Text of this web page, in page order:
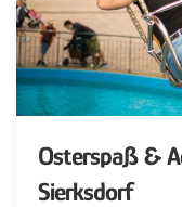
Osterspaß &
Sierksdorf